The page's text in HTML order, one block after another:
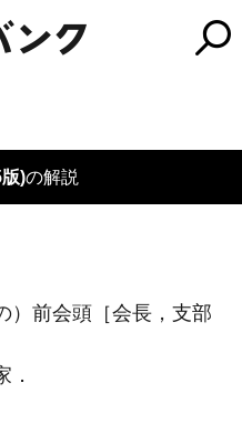
)の解説
）前会頭［会長，支部
．